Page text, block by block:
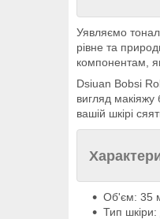
Уявляємо
рівне та
компонентам,
Dsiuan Bobsi
вигляд
вашій шкірі
Об'єм: 35
Тип шкіри: